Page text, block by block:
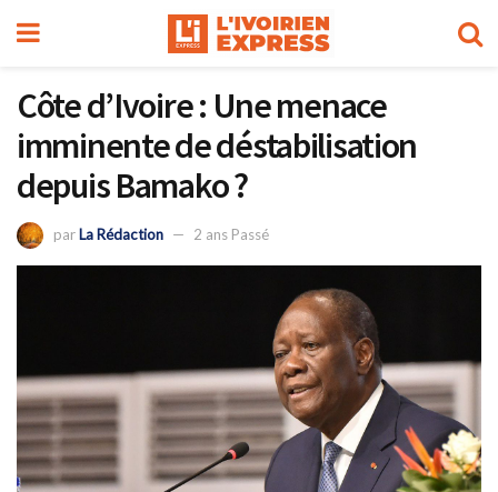
Côte d’Ivoire : Une menace
imminente de déstabilisation
depuis Bamako ?
parLa Rédaction 2 ans Passé